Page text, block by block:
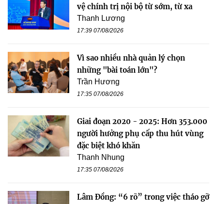
vệ chính trị nội bộ từ sớm, từ xa
Thanh Lương
17:39 07/08/2026
Vì sao nhiều nhà quản lý chọn
những "bài toán lớn"?
Trần Hương
17:35 07/08/2026
Giai đoạn 2020 - 2025: Hơn 353.000
người hưởng phụ cấp thu hút vùng
đặc biệt khó khăn
Thanh Nhung
17:35 07/08/2026
Lâm Đồng: “6 rõ” trong việc tháo gỡ